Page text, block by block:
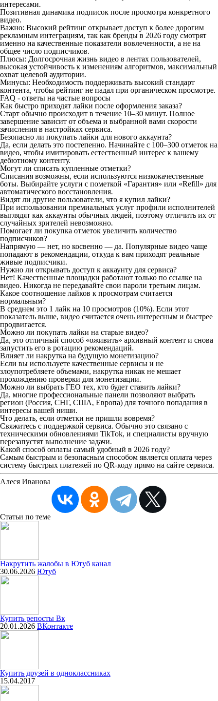
интересами.
Позитивная динамика подписок после просмотра конкретного
видео.
Важно: Высокий рейтинг открывает доступ к более дорогим
рекламным интеграциям, так как бренды в 2026 году смотрят
именно на качественные показатели вовлеченности, а не на
общее число подписчиков.
Плюсы: Долгосрочная жизнь видео в лентах пользователей,
высокая устойчивость к изменениям алгоритмов, максимальный
охват целевой аудитории.
Минусы: Необходимость поддерживать высокий стандарт
контента, чтобы рейтинг не падал при органическом просмотре.
FAQ - ответы на частые вопросы
Как быстро приходят лайки после оформления заказа?
Старт обычно происходит в течение 10–30 минут. Полное
завершение зависит от объема и выбранной вами скорости
зачисления в настройках сервиса.
Безопасно ли покупать лайки для нового аккаунта?
Да, если делать это постепенно. Начинайте с 100–300 отметок на
видео, чтобы имитировать естественный интерес к вашему
дебютному контенту.
Могут ли списать купленные отметки?
Списания возможны, если используются низкокачественные
боты. Выбирайте услуги с пометкой «Гарантия» или «Refill» для
автоматического восстановления.
Видят ли другие пользователи, что я купил лайки?
При использовании премиальных услуг профили исполнителей
выглядят как аккаунты обычных людей, поэтому отличить их от
случайных зрителей невозможно.
Помогает ли покупка отметок увеличить количество
подписчиков?
Напрямую — нет, но косвенно — да. Популярные видео чаще
попадают в рекомендации, откуда к вам приходят реальные
живые подписчики.
Нужно ли открывать доступ к аккаунту для сервиса?
Нет! Качественные площадки работают только по ссылке на
видео. Никогда не передавайте свои пароли третьим лицам.
Какое соотношение лайков к просмотрам считается
нормальным?
В среднем это 1 лайк на 10 просмотров (10%). Если этот
показатель выше, видео считается очень интересным и быстрее
продвигается.
Можно ли покупать лайки на старые видео?
Да, это отличный способ «оживить» архивный контент и снова
запустить его в ротацию рекомендаций.
Влияет ли накрутка на будущую монетизацию?
Если вы используете качественные сервисы и не
злоупотребляете объемами, накрутка никак не мешает
прохождению проверки для монетизации.
Можно ли выбрать ГЕО тех, кто будет ставить лайки?
Да, многие профессиональные панели позволяют выбрать
регион (Россия, СНГ, США, Европа) для точного попадания в
интересы вашей ниши.
Что делать, если отметки не пришли вовремя?
Свяжитесь с поддержкой сервиса. Обычно это связано с
техническими обновлениями TikTok, и специалисты вручную
перезапустят выполнение задачи.
Какой способ оплаты самый удобный в 2026 году?
Самым быстрым и безопасным способом является оплата через
систему быстрых платежей по QR-коду прямо на сайте сервиса.
Алеся Иванова
Статьи по теме
Накрутить жалобы в Ютуб канал
30.06.2026 Ютуб
Купить репосты Вк
20.01.2026 ВКонтакте
Купить друзей в одноклассниках
15.04.2017